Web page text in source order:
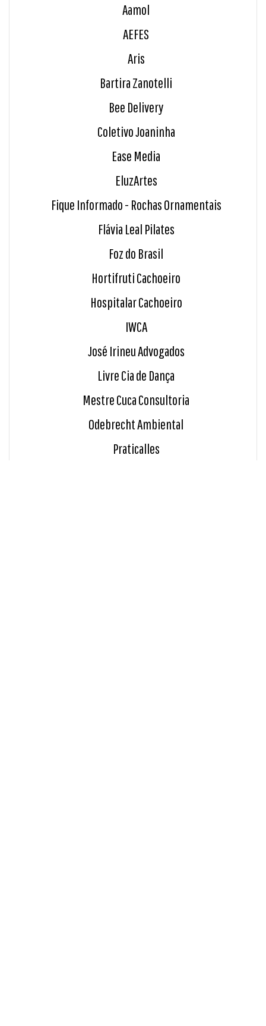
Aamol
AEFES
Aris
Bartira Zanotelli
Bee Delivery
Coletivo Joaninha
Ease Media
EluzArtes
Fique Informado - Rochas Ornamentais
Flávia Leal Pilates
Foz do Brasil
Hortifruti Cachoeiro
Hospitalar Cachoeiro
IWCA
José Irineu Advogados
Livre Cia de Dança
Mestre Cuca Consultoria
Odebrecht Ambiental
Praticalles